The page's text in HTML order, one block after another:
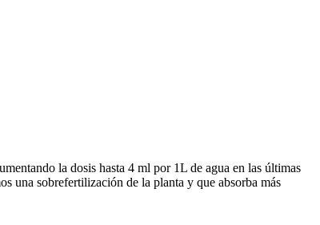
la dosis hasta 4 ml por 1L de agua en las últimas
una sobrefertilización de la planta y que absorba más